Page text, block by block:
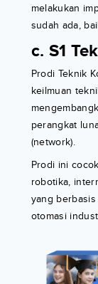
melakukan
sudah ada,
c. S1
Prodi Teknik
keilmuan
perangkat
(network).
Prodi ini
robotika,
yang
otomasi